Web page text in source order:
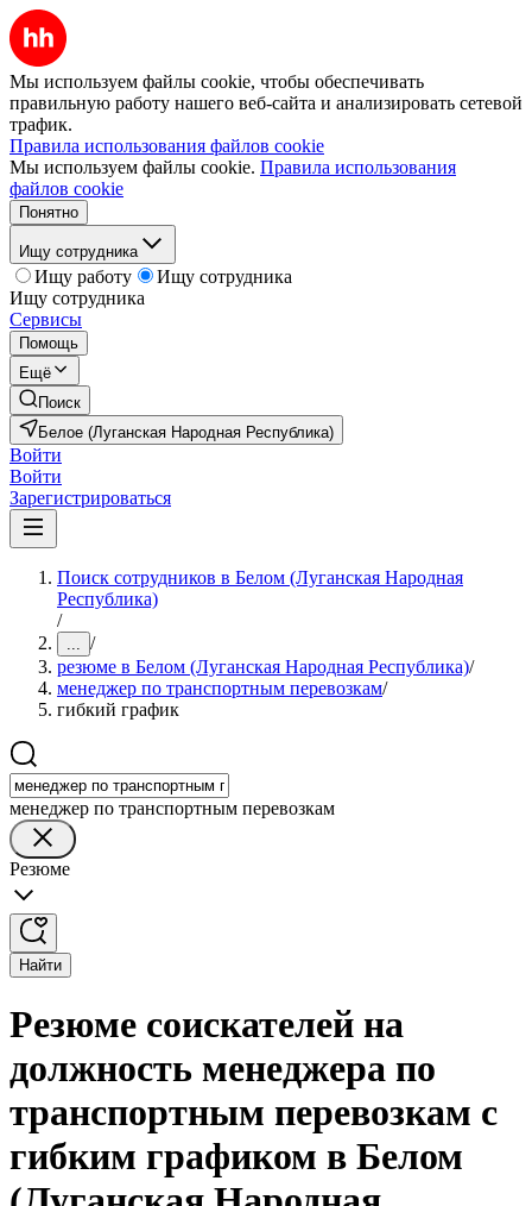
Мы используем файлы cookie, чтобы обеспечивать
правильную работу нашего веб-сайта и анализировать сетевой
трафик.
Правила использования файлов cookie
Мы используем файлы cookie. Правила использования
файлов cookie
Понятно
Ищу сотрудника
Ищу работу
Ищу сотрудника
Ищу сотрудника
Сервисы
Помощь
Ещё
Поиск
Белое (Луганская Народная Республика)
Войти
Войти
Зарегистрироваться
Поиск сотрудников в Белом (Луганская Народная
Республика)
/
... /
резюме в Белом (Луганская Народная Республика)/
менеджер по транспортным перевозкам/
гибкий график
менеджер по транспортным перевозкам
Резюме
Найти
Резюме соискателей на
должность менеджера по
транспортным перевозкам с
гибким графиком в Белом